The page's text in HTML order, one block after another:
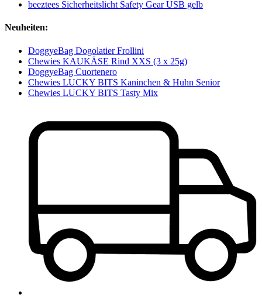
beeztees Sicherheitslicht Safety Gear USB gelb
Neuheiten:
DoggyeBag Dogolatier Frollini
Chewies KAUKÄSE Rind XXS (3 x 25g)
DoggyeBag Cuortenero
Chewies LUCKY BITS Kaninchen & Huhn Senior
Chewies LUCKY BITS Tasty Mix